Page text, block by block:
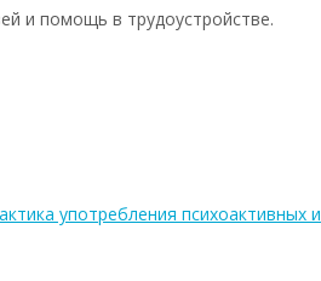
и помощь в трудоустройстве.
употребления психоактивных и